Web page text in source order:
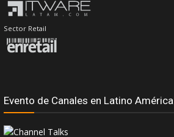
Sector Retail
Evento de Canales en Latino América